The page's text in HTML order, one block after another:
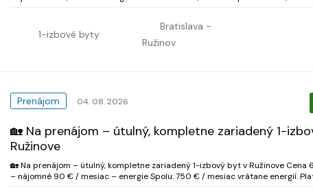
1-izbové byty
Bratislava -
Ružinov
Prenájom 04. 08. 2026
🏡 Na prenájom – útulný, kompletne zariadený 1-
Ružinove
🏡 Na prenájom – útulný, kompletne zariadený 1-izbový byt v Ružinove
– nájomné 90 € / mesiac – energie Spolu: 750 € / mesiac vrátane energií. Platobné